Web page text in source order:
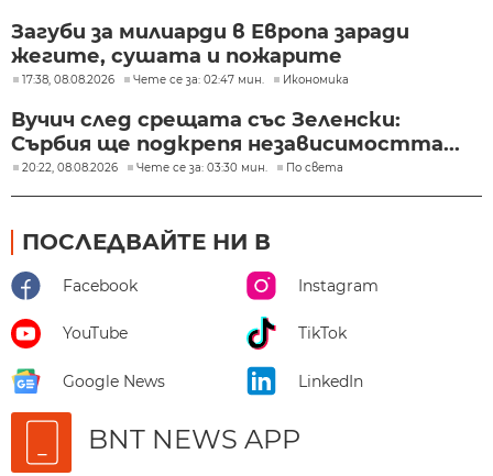
Загуби за милиарди в Европа заради
жегите, сушата и пожарите
17:38, 08.08.2026 Чете се за: 02:47 мин. Икономика
Вучич след срещата със Зеленски:
Сърбия ще подкрепя независимостта...
20:22, 08.08.2026 Чете се за: 03:30 мин. По света
ПОСЛЕДВАЙТЕ НИ В
Facebook Instagram
YouTube TikTok
Google News LinkedIn
BNT NEWS APP